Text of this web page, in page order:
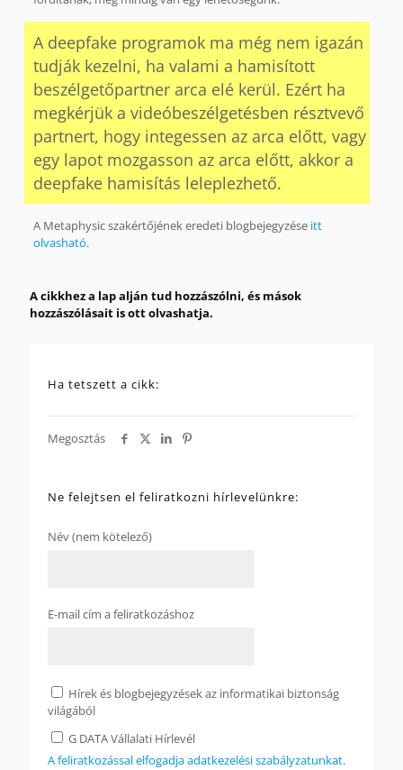
A deepfake programok ma még nem igazán
tudják kezelni, ha valami a hamisított
beszélgetőpartner arca elé kerül. Ezért ha
megkérjük a videóbeszélgetésben résztvevő
partnert, hogy integessen az arca előtt, vagy
egy lapot mozgasson az arca előtt, akkor a
deepfake hamisítás leleplezhető.
A Metaphysic szakértőjének eredeti blogbejegyzése itt
olvasható.
A cikkhez a lap alján tud hozzászólni, és mások
hozzászólásait is ott olvashatja.
Ha tetszett a cikk:
Megosztás
Ne felejtsen el feliratkozni hírlevelünkre:
Név (nem kötelező)
E-mail cím a feliratkozáshoz
Hírek és blogbejegyzések az informatikai biztonság
világából
G DATA Vállalati Hírlevél
A feliratkozással elfogadja adatkezelési szabályzatunkat.